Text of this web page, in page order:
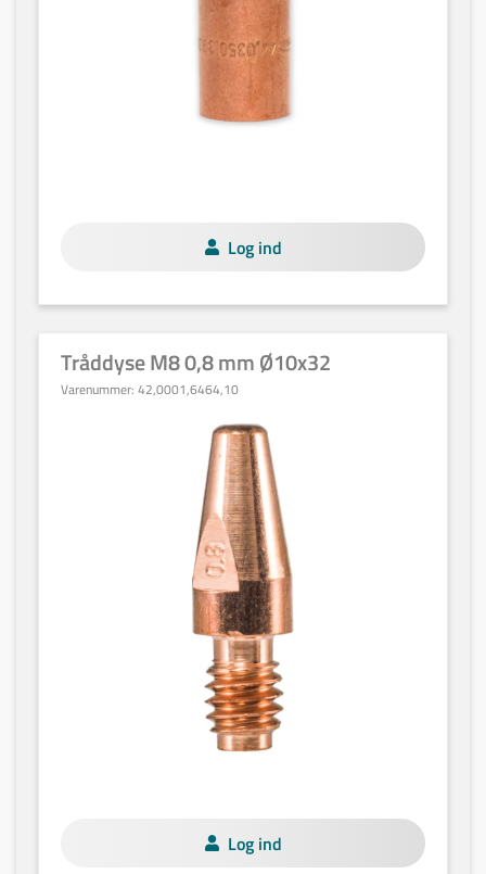
Log ind
Tråddyse M8 0,8 mm Ø10x32
Varenummer: 42,0001,6464,10
Log ind